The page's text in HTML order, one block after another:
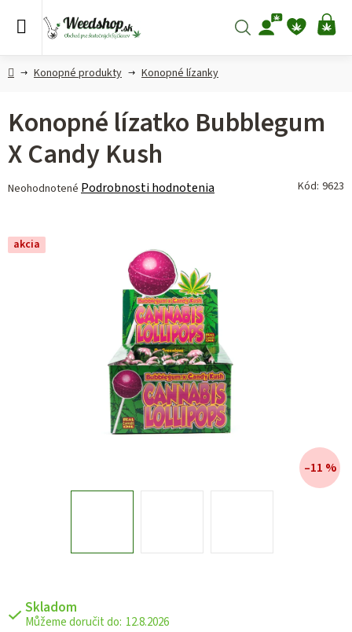
Hľadať
DomovKonopné produkty Konopné lízanky
Skladom
12.8.2026
Konopné lízatko Bubblegum
X Candy Kush
Priemerné
je
0,0
Neohodnotené Podrobnosti hodnotenia Kód: 9623
akcia
–11 %